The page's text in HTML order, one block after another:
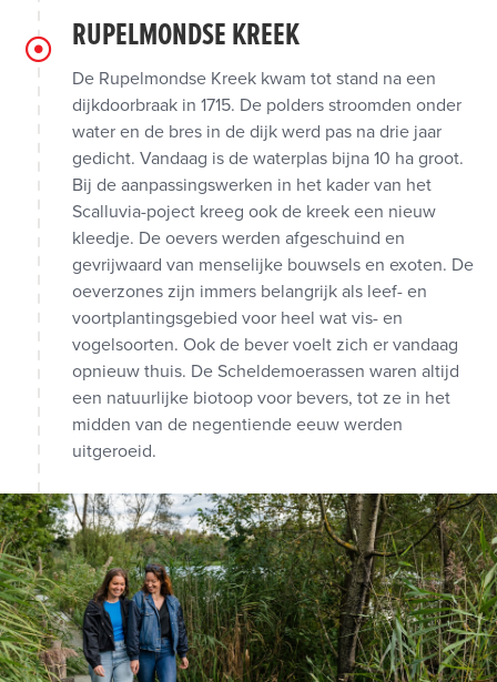
RUPELMONDSE KREEK
De Rupelmondse Kreek kwam tot stand na een
dijkdoorbraak in 1715. De polders stroomden onder
water en de bres in de dijk werd pas na drie jaar
gedicht. Vandaag is de waterplas bijna 10 ha groot.
Bij de aanpassingswerken in het kader van het
Scalluvia-poject kreeg ook de kreek een nieuw
kleedje. De oevers werden afgeschuind en
gevrijwaard van menselijke bouwsels en exoten. De
oeverzones zijn immers belangrijk als leef- en
voortplantingsgebied voor heel wat vis- en
vogelsoorten. Ook de bever voelt zich er vandaag
opnieuw thuis. De Scheldemoerassen waren altijd
een natuurlijke biotoop voor bevers, tot ze in het
midden van de negentiende eeuw werden
uitgeroeid.